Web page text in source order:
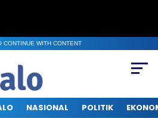
CONTINUE WITH CONTENT
NASIONAL POLITIK